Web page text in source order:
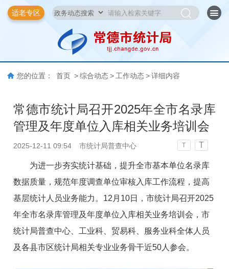
适老专区
您的位置： 首页 > 综合动态 > 工作动态 > 详细内容
常德市统计局召开2025年全市名录库
管理及年度单位入库相关业务培训会
2025-12-11 09:54 市统计局普查中心 T T
为进一步夯实统计基础，提升全市基本单位名录库
数据质量，规范年度调查单位审核入库工作流程，提高
基层统计人员业务能力。12月10日，市统计局召开2025
年全市名录库管理及年度单位入库相关业务培训会，市
统计局普查中心、工业科、贸易科、服务业科全体人员
及各县市区统计局相关专业业务骨干近50人参会。